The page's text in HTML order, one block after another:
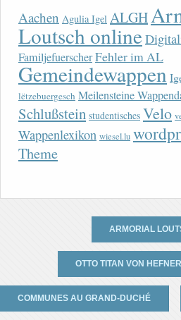
Aachen Agulia Igel ALGH
Loutsch online
FamiljefuerscherFehler im AL
Gemeindewappen
lëtzebuergesch Meilensteine
Schlußstein studentisches Velo
Wappenlexikon wiesel.lu
Theme
ARMORIAL
OTTO TITAN VON
COMMUNES AU GRAND-DUCHÉ